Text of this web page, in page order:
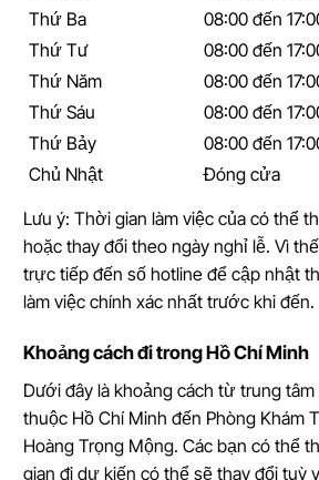
Thứ Ba
08:00 đến
Thứ Tư
08:00 đến
Thứ Năm
08:00 đến
Thứ Sáu
08:00 đến
Thứ Bảy
08:00 đến
Chủ Nhật
Đóng cửa
Lưu ý: Thời gian làm việc của có thể
hoặc thay đổi theo ngày nghỉ lễ. Vì
trực tiếp đến số hotline để cập nhật
làm việc chính xác nhất trước khi đến.
Khoảng cách đi trong Hồ Chí Minh
Dưới đây là khoảng cách từ trung
thuộc Hồ Chí Minh đến Phòng Khám
Hoàng Trọng Mộng. Các bạn có thể
gian đi dự kiến có thể sẽ thay đổi tuỳ